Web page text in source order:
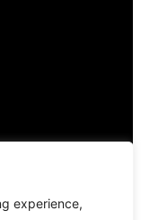
experience,